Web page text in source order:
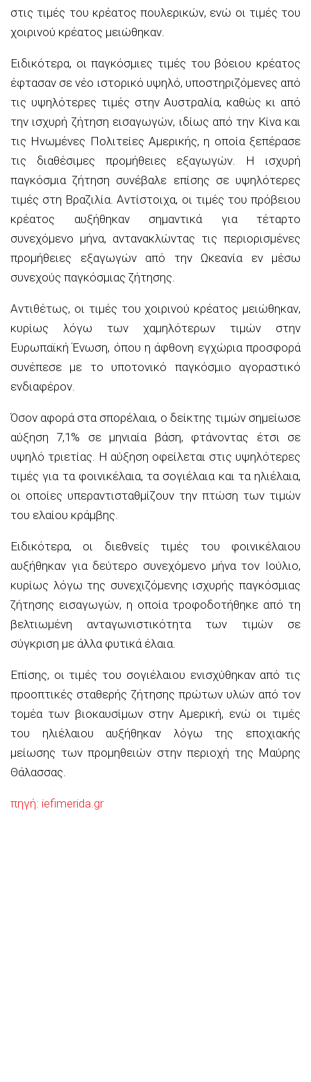
στις τιμές του κρέατος πουλερικών, ενώ οι τιμές του
χοιρινού κρέατος μειώθηκαν.
Ειδικότερα, οι παγκόσμιες τιμές του βόειου κρέατος
έφτασαν σε νέο ιστορικό υψηλό, υποστηριζόμενες από
τις υψηλότερες τιμές στην Αυστραλία, καθώς κι από
την ισχυρή ζήτηση εισαγωγών, ιδίως από την Κίνα και
τις Ηνωμένες Πολιτείες Αμερικής, η οποία ξεπέρασε
τις διαθέσιμες προμήθειες εξαγωγών. Η ισχυρή
παγκόσμια ζήτηση συνέβαλε επίσης σε υψηλότερες
τιμές στη Βραζιλία. Αντίστοιχα, οι τιμές του πρόβειου
κρέατος αυξήθηκαν σημαντικά για τέταρτο
συνεχόμενο μήνα, αντανακλώντας τις περιορισμένες
προμήθειες εξαγωγών από την Ωκεανία εν μέσω
συνεχούς παγκόσμιας ζήτησης.
Αντιθέτως, οι τιμές του χοιρινού κρέατος μειώθηκαν,
κυρίως λόγω των χαμηλότερων τιμών στην
Ευρωπαϊκή Ένωση, όπου η άφθονη εγχώρια προσφορά
συνέπεσε με το υποτονικό παγκόσμιο αγοραστικό
ενδιαφέρον.
Όσον αφορά στα σπορέλαια, ο δείκτης τιμών σημείωσε
αύξηση 7,1% σε μηνιαία βάση, φτάνοντας έτσι σε
υψηλό τριετίας. Η αύξηση οφείλεται στις υψηλότερες
τιμές για τα φοινικέλαια, τα σογιέλαια και τα ηλιέλαια,
οι οποίες υπεραντισταθμίζουν την πτώση των τιμών
του ελαίου κράμβης.
Ειδικότερα, οι διεθνείς τιμές του φοινικέλαιου
αυξήθηκαν για δεύτερο συνεχόμενο μήνα τον Ιούλιο,
κυρίως λόγω της συνεχιζόμενης ισχυρής παγκόσμιας
ζήτησης εισαγωγών, η οποία τροφοδοτήθηκε από τη
βελτιωμένη ανταγωνιστικότητα των τιμών σε
σύγκριση με άλλα φυτικά έλαια.
Επίσης, οι τιμές του σογιέλαιου ενισχύθηκαν από τις
προοπτικές σταθερής ζήτησης πρώτων υλών από τον
τομέα των βιοκαυσίμων στην Αμερική, ενώ οι τιμές
του ηλιέλαιου αυξήθηκαν λόγω της εποχιακής
μείωσης των προμηθειών στην περιοχή της Μαύρης
Θάλασσας.
πηγή: iefimerida.gr